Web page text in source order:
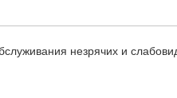
незрячих и